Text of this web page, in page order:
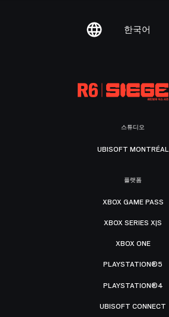
한국어
스튜디오
UBISOFT MONTRÉAL
플랫폼
XBOX GAME PASS
XBOX SERIES X|S
XBOX ONE
PLAYSTATION®5
PLAYSTATION®4
UBISOFT CONNECT